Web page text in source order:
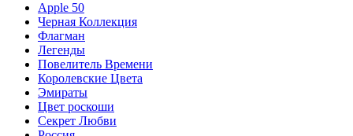
Apple 50
Черная Коллекция
Флагман
Легенды
Повелитель Времени
Королевские Цвета
Эмираты
Цвет роскоши
Секрет Любви